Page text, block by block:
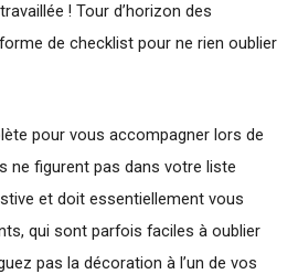
! Tour d’horizon des
de checklist pour ne rien oublier
pour vous accompagner lors de
ne figurent pas dans votre liste
et doit essentiellement vous
qui sont parfois faciles à oublier
pas la décoration à l’un de vos